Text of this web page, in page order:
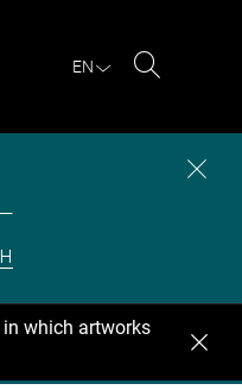
EN
which artworks